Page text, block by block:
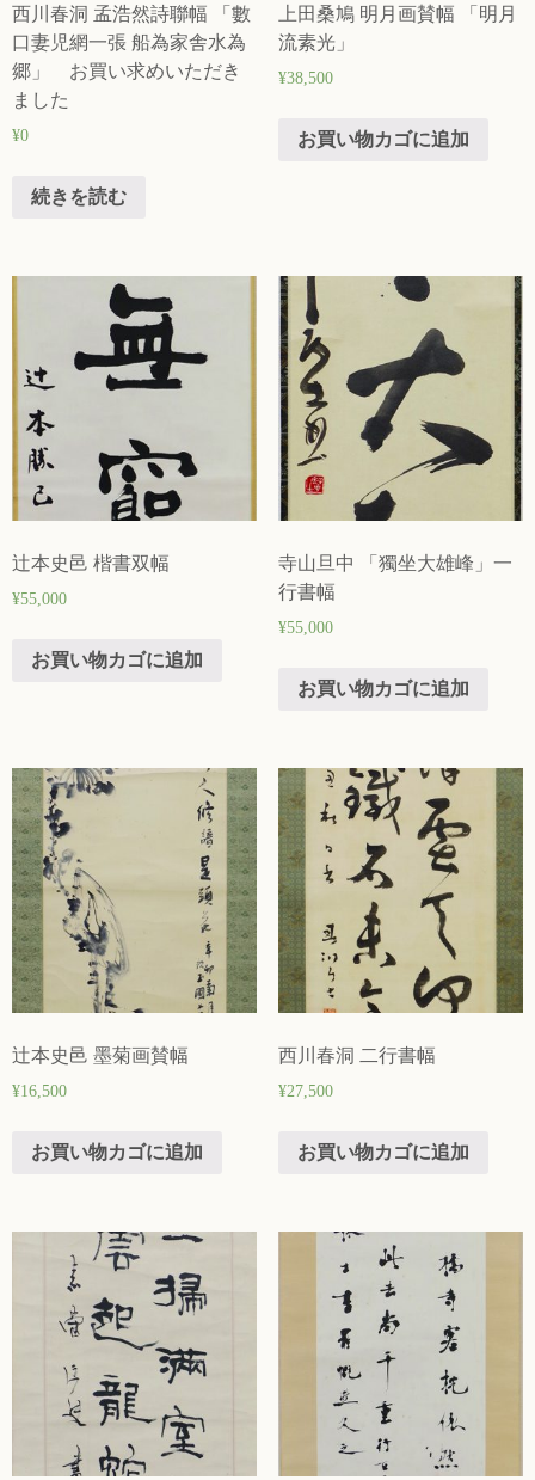
西川春洞 孟浩然詩聯幅 「數
口妻児網一張 船為家舎水為
郷」 お買い求めいただき
ました
¥0
続きを読む
上田桑鳩 明月画賛幅 「明月
流素光」
¥38,500
お買い物カゴに追加
辻本史邑 楷書双幅
¥55,000
お買い物カゴに追加
寺山旦中 「獨坐大雄峰」一
行書幅
¥55,000
お買い物カゴに追加
辻本史邑 墨菊画賛幅
¥16,500
お買い物カゴに追加
西川春洞 二行書幅
¥27,500
お買い物カゴに追加